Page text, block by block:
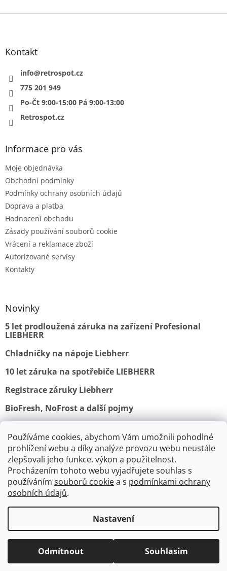
Používáme cookies, abychom Vám umožnili pohodlné
prohlížení webu a díky analýze provozu webu neustále
zlepšovali jeho funkce, výkon a použitelnost.
Procházením tohoto webu vyjadřujete souhlas s
používáním souborů cookiea s podmínkami ochrany
osobních údajů.
Nastavení
Odmítnout Souhlasím
V srpnu je výroba a expedice
spotřebičů Lofra a Smeg pozastavena.
výrobců. Expedice objednávek začínají
od 31.8.2026
Z
Kontakt
info@retrospot.cz
775 201 949
Po-Čt 9:00-15:00 Pá 9:00-13:00
Retrospot.cz
Informace pro vás
Moje objednávka
Obchodní podmínky
Podmínky ochrany osobních údajů
Doprava a platba
Hodnocení obchodu
Zásady používání souborů cookie
Vrácení a reklamace zboží
Autorizované servisy
Kontakty
Novinky
5 let prodloužená záruka na zařízení Profesional
LIEBHERR
Chladničky na nápoje Liebherr
10 let záruka na spotřebiče LIEBHERR
Registrace záruky Liebherr
BioFresh, NoFrost a další pojmy
Obchodní podmínky Vrácení a reklamace
Ochrana osobních údajů Doprava a platba
Vytvořil Shoptet
Copyright 2026Retrospot.cz . Všechna práva vyhrazena.